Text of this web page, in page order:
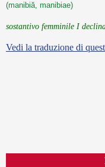
(manibiă, manibiae)
sostantivo femminile I
Vedi la traduzione di